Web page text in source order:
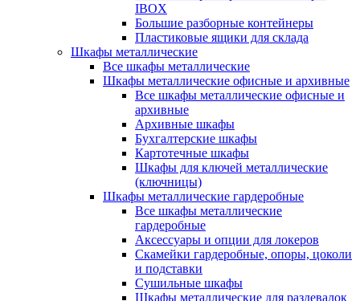
IBOX
Большие разборные контейнеры
Пластиковые ящики для склада
Шкафы металлические
Все шкафы металлические
Шкафы металлические офисные и архивные
Все шкафы металлические офисные и
архивные
Архивные шкафы
Бухгалтерские шкафы
Картотечные шкафы
Шкафы для ключей металлические
(ключницы)
Шкафы металлические гардеробные
Все шкафы металлические
гардеробные
Аксессуары и опции для локеров
Скамейки гардеробные, опоры, цоколи
и подставки
Сушильные шкафы
Шкафы металлические для раздевалок